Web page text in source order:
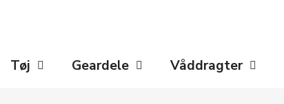
Tøj Geardele Våddragter